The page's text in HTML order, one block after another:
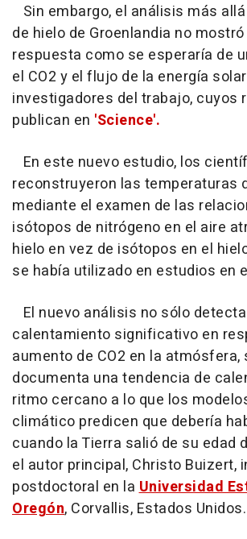
Sin embargo, el análisis más
de hielo de Groenlandia no
respuesta como se esperaría de
el CO2 y el flujo de la energía
investigadores del trabajo, cuyos
publican en 'Science'.
En este nuevo estudio, los
reconstruyeron las temperaturas
mediante el examen de las
isótopos de nitrógeno en el aire
hielo en vez de isótopos en el
se había utilizado en estudios en
El nuevo análisis no sólo
calentamiento significativo en
aumento de CO2 en la atmósfera,
documenta una tendencia de
ritmo cercano a lo que los
climático predicen que debería
cuando la Tierra salió de su edad
el autor principal, Christo Buizert,
postdoctoral en laUniversidad
Oregón, Corvallis, Estados Unidos.